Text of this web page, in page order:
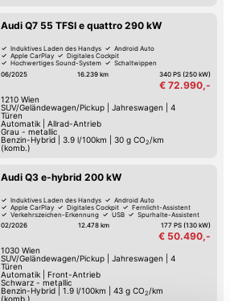
Audi Q7 55 TFSI e quattro 290 kW
Induktives Laden des Handys
Android Auto
Apple CarPlay
Digitales Cockpit
Hochwertiges Sound-System
Schaltwippen
06/2025 16.239 km 340 PS (250 kW)
€ 72.990,-
1210 Wien
SUV/Geländewagen/Pickup| Jahreswagen
4
Türen
Automatik| Allrad-Antrieb
Grau - metallic
Benzin-Hybrid
3.9 l/100km 30 g CO2 /km
(komb.)
Audi Q3 e-hybrid 200 kW
Induktives Laden des Handys
Android Auto
Apple CarPlay
Digitales Cockpit
Fernlicht-Assistent
Verkehrszeichen-Erkennung
USB
Spurhalte-Assistent
02/2026
12.478 km 177 PS (130 kW)
€ 50.490,-
1030 Wien
SUV/Geländewagen/Pickup| Jahreswagen
4
Türen
Automatik| Front-Antrieb
Schwarz - metallic
Benzin-Hybrid
1.9 l/100km 43 g CO2 /km
(komb.)